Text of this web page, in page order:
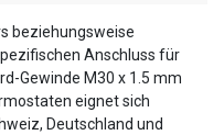
beziehungsweise
Anschluss für
Gewinde M30 x 1.5 mm
eignet sich
Deutschland und